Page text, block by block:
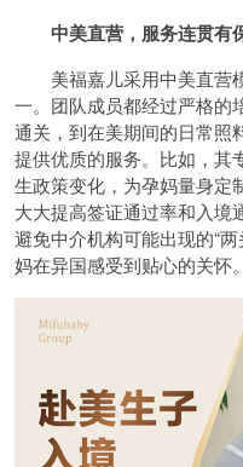
中美直营，服务连贯有
美福嘉儿采用中美直营
一。团队成员都经过严格的
通关，到在美期间的日常照
提供优质的服务。比如，其
生政策变化，为孕妈量身定
大大提高签证通过率和入境
避免中介机构可能出现的“
妈在异国感受到贴心的关怀。